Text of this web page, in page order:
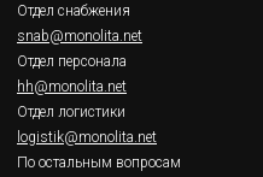
Отдел снабжения
snab@monolita.net
Отдел персонала
hh@monolita.net
Отдел логистики
logistik@monolita.net
По остальным вопросам